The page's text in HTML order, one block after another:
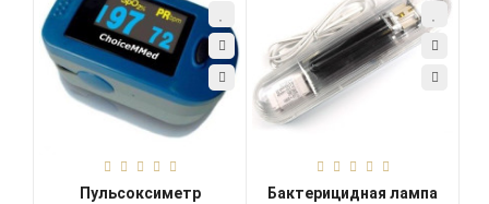
Пульсоксиметр
Бактерицидная лампа